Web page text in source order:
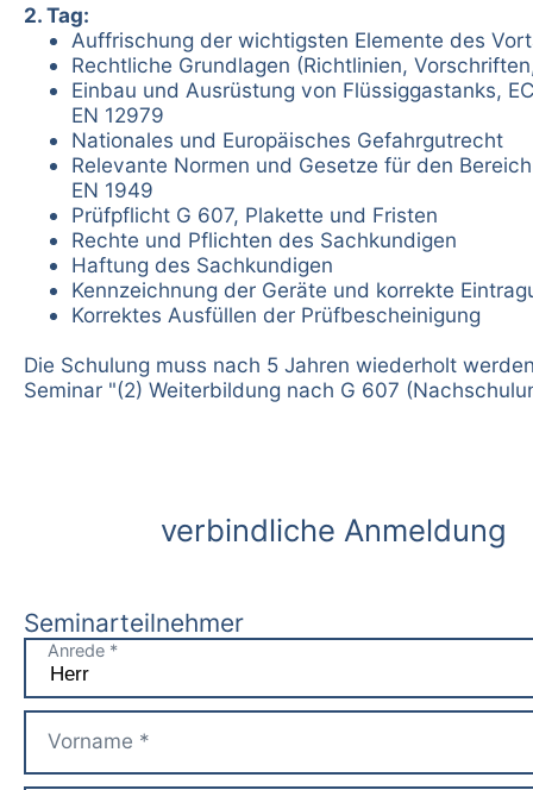
2. Tag:
Auffrischung der wichtigsten Elemente des
Rechtliche Grundlagen (Richtlinien,
Einbau und Ausrüstung von Flüssiggastanks,
EN 12979
Nationales und Europäisches Gefahrgutrecht
Relevante Normen und Gesetze für den
EN 1949
Prüfpflicht G 607, Plakette und Fristen
Rechte und Pflichten des Sachkundigen
Haftung des Sachkundigen
Kennzeichnung der Geräte und korrekte
Korrektes Ausfüllen der Prüfbescheinigung
Die Schulung muss nach 5 Jahren wiederholt
Seminar "(2) Weiterbildung nach G 607
verbindliche Anmeldung
Seminarteilnehmer